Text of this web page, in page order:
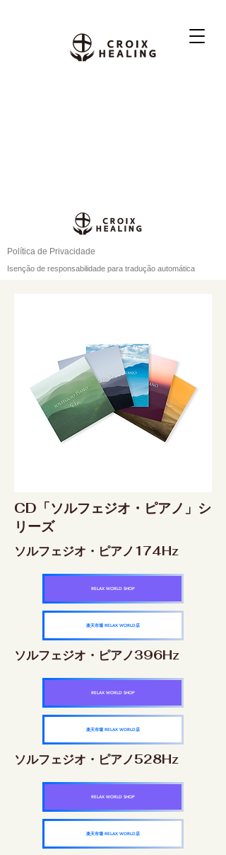
Política de Privacidade
Isenção de responsabilidade para tradução automática
CD「ソルフェジオ・ピアノ」シ
リーズ
ソルフェジオ・ピアノ174Hz
RELAX WORLD SHOP
楽天市場 RELAX WORLD店
ソルフェジオ・ピアノ396Hz
RELAX WORLD SHOP
楽天市場 RELAX WORLD店
ソルフェジオ・ピアノ528Hz
RELAX WORLD SHOP
楽天市場 RELAX WORLD店